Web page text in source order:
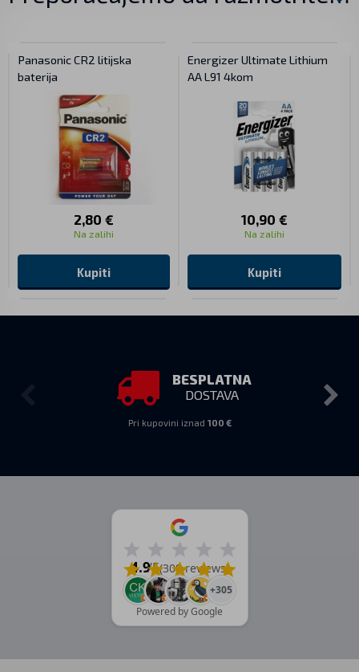
Panasonic CR2 litijska
baterija
2,80 €
Na zalihi
Kupiti
Energizer Ultimate Lithium
AA L91 4kom
10,90 €
Na zalihi
Kupiti
BESPLATNA
DOSTAVA
Pri kupovini iznad 100 €
4.9/5(309 reviews)
+305
Powered by Google